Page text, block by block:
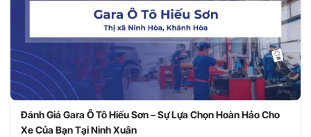
Đánh Giá Gara Ô Tô Hiếu Sơn – Sự Lựa Chọn Hoàn Hảo Cho
Xe Của Bạn Tại Ninh Xuân